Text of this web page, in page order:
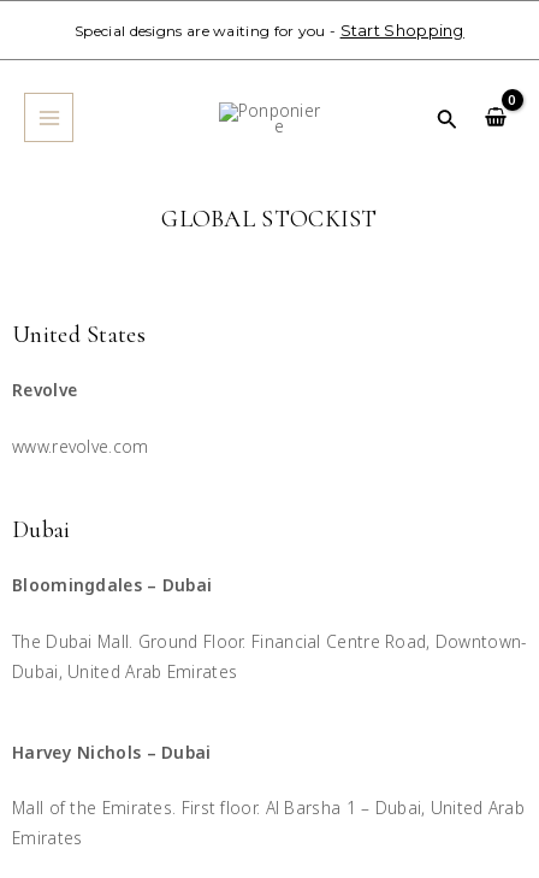
Special designs are waiting for you - Start Shopping
to
MENU
Search
GLOBAL STOCKIST
United States
Revolve
www.revolve.com
Dubai
Bloomingdales – Dubai
The Dubai Mall. Ground Floor. Financial Centre Road, Downtown-
Dubai, United Arab Emirates
Harvey Nichols – Dubai
Mall of the Emirates. First floor. Al Barsha 1 – Dubai, United Arab
Emirates